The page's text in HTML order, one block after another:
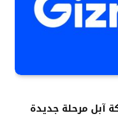
مرحلة جديدة